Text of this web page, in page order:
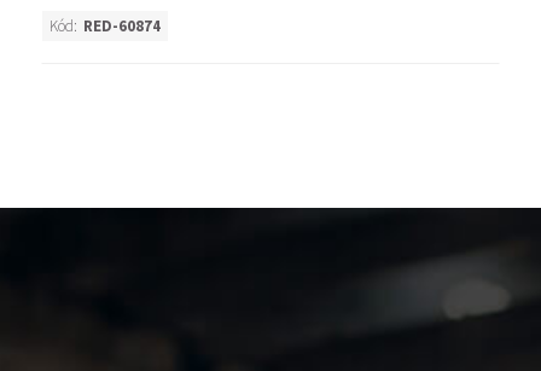
Kód: RED-60874